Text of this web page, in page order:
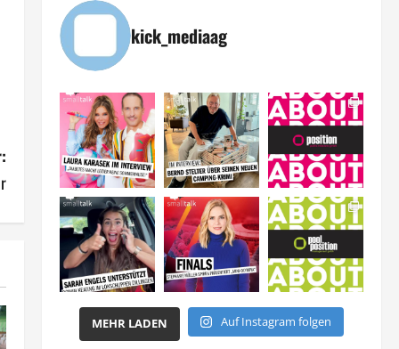
kick_mediaag
MEHR LADEN Auf Instagram folgen